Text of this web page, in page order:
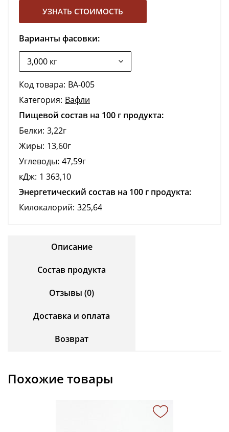
УЗНАТЬ СТОИМОСТЬ
Варианты фасовки:
Код товара: ВА-005
Категория: Вафли
Пищевой состав на 100 г продукта:
Белки: 3,22г
Жиры: 13,60г
Углеводы: 47,59г
кДж: 1 363,10
Энергетический состав на 100 г продукта:
Килокалорий: 325,64
Описание
Состав продукта
Отзывы (0)
Доставка и оплата
Возврат
Похожие товары